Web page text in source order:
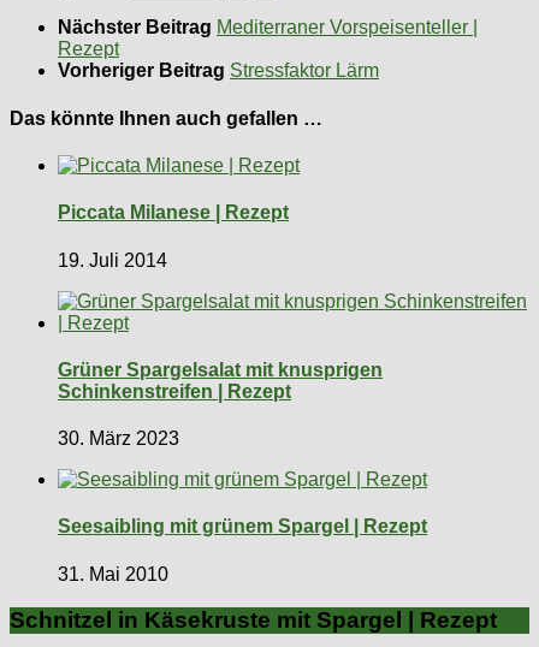
Nächster Beitrag Mediterraner Vorspeisenteller |
Rezept
Vorheriger Beitrag Stressfaktor Lärm
Das könnte Ihnen auch gefallen …
Piccata Milanese | Rezept
19. Juli 2014
Grüner Spargelsalat mit knusprigen
Schinkenstreifen | Rezept
30. März 2023
Seesaibling mit grünem Spargel | Rezept
31. Mai 2010
Schnitzel in Käsekruste mit Spargel | Rezept